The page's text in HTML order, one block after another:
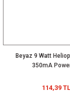
Beyaz 9 Watt
350mA
114,39 TL